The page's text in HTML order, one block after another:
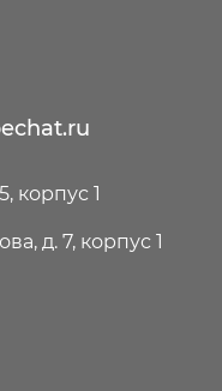
корпус 1
д. 7, корпус 1